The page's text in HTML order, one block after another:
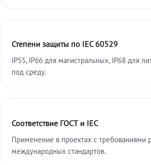
Степени защиты по IEC 60529
IP55, IP66 для магистральных, IP68 для
под среду.
Соответствие ГОСТ и IEC
Применение в проектах с требованиями
международных стандартов.